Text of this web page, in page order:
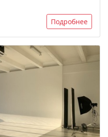
Подробнее